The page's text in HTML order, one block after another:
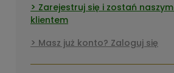
Zarejestruj się i zostań
klientem
Masz już konto? Zaloguj się